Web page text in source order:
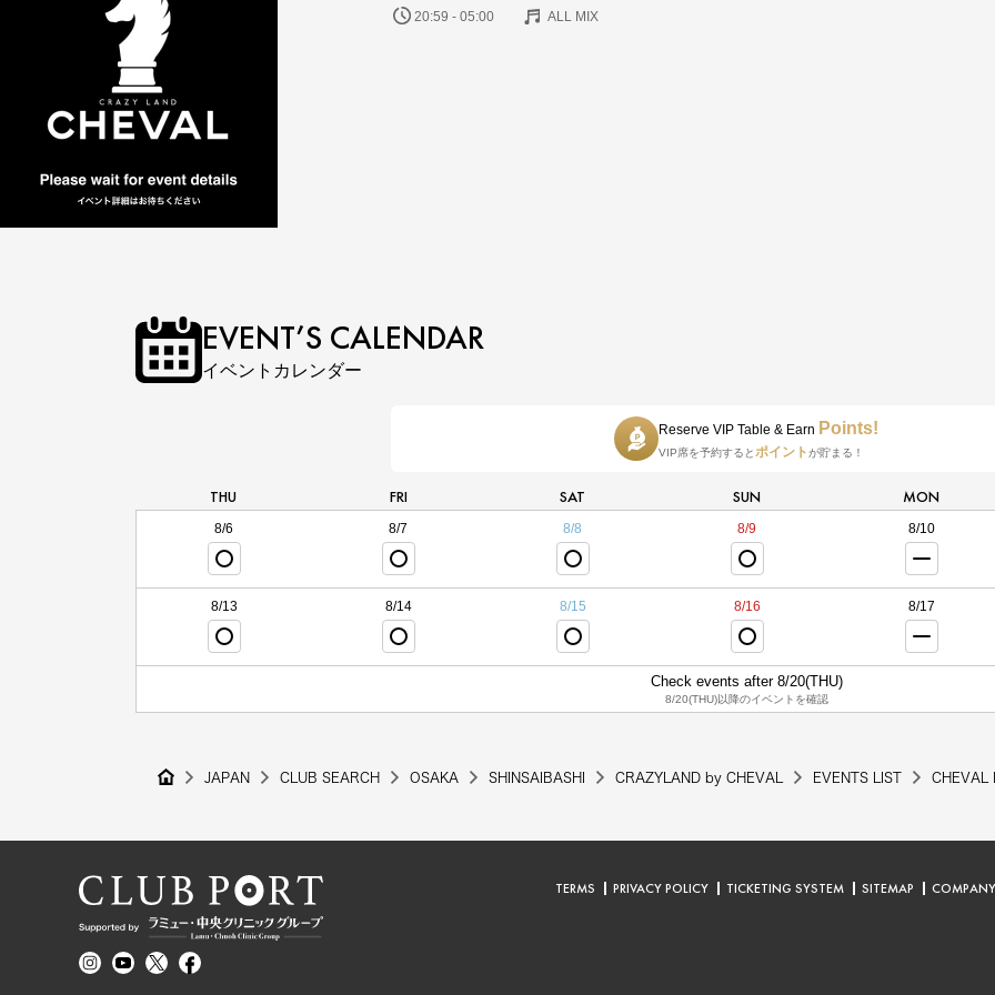
20:59 - 05:00 ALL MIX
EVENT’S CALENDAR
イベントカレンダー
Reserve VIP Table & Earn Points!
VIP席を予約すると ポイント が貯まる！
THU FRI SAT SUN MON
8/6 8/7 8/8 8/9 8/10
8/13 8/14 8/15 8/16 8/17
Check events after 8/20(THU)
8/20(THU)以降のイベントを確認
JAPAN CLUB SEARCH OSAKA SHINSAIBASHI CRAZYLAND by CHEVAL EVENTS LIST CHEVAL
TERMS PRIVACY POLICY TICKETING SYSTEM SITEMAP COMPANY